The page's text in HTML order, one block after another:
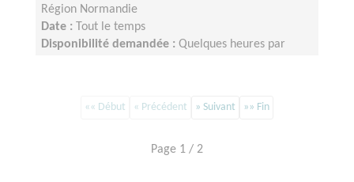
Région Normandie
Date :
Tout le temps
Disponibilité demandée : Quelques heures par
«« Début « Précédent » Suivant »» Fin
Page 1 / 2